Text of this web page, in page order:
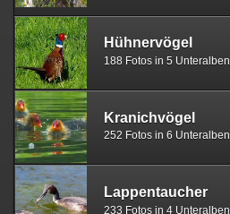
Hühnervögel
188 Fotos in 5 Unteralben
Kranichvögel
252 Fotos in 6 Unteralben
Lappentaucher
233 Fotos in 4 Unteralben